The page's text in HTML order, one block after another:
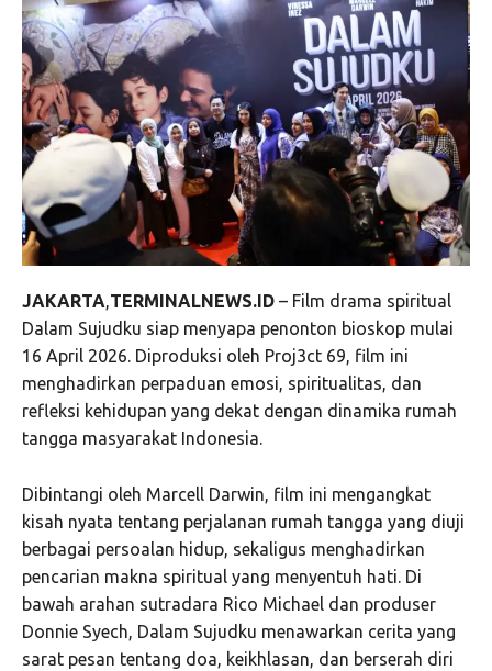
JAKARTA,TERMINALNEWS.ID – Film drama spiritual
Dalam Sujudku siap menyapa penonton bioskop mulai
16 April 2026. Diproduksi oleh Proj3ct 69, film ini
menghadirkan perpaduan emosi, spiritualitas, dan
refleksi kehidupan yang dekat dengan dinamika rumah
tangga masyarakat Indonesia.
Dibintangi oleh Marcell Darwin, film ini mengangkat
kisah nyata tentang perjalanan rumah tangga yang diuji
berbagai persoalan hidup, sekaligus menghadirkan
pencarian makna spiritual yang menyentuh hati. Di
bawah arahan sutradara Rico Michael dan produser
Donnie Syech, Dalam Sujudku menawarkan cerita yang
sarat pesan tentang doa, keikhlasan, dan berserah diri